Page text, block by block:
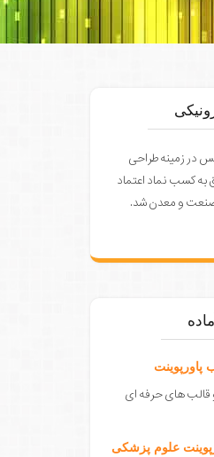
در زمینه طراحی
به کسب نماد اعتماد
صنعت و معدن شد.
پاورپوینت
قالب های حرفه ای
علوم پزشکی